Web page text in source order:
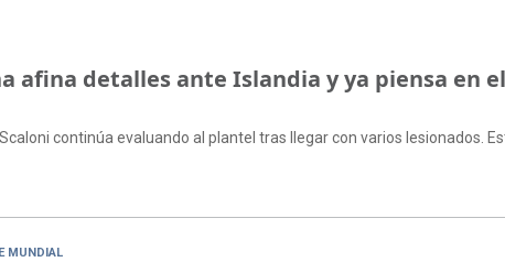
afina detalles ante Islandia y ya piensa en
Scaloni continúa evaluando al plantel tras llegar con varios lesionados.
MUNDIAL